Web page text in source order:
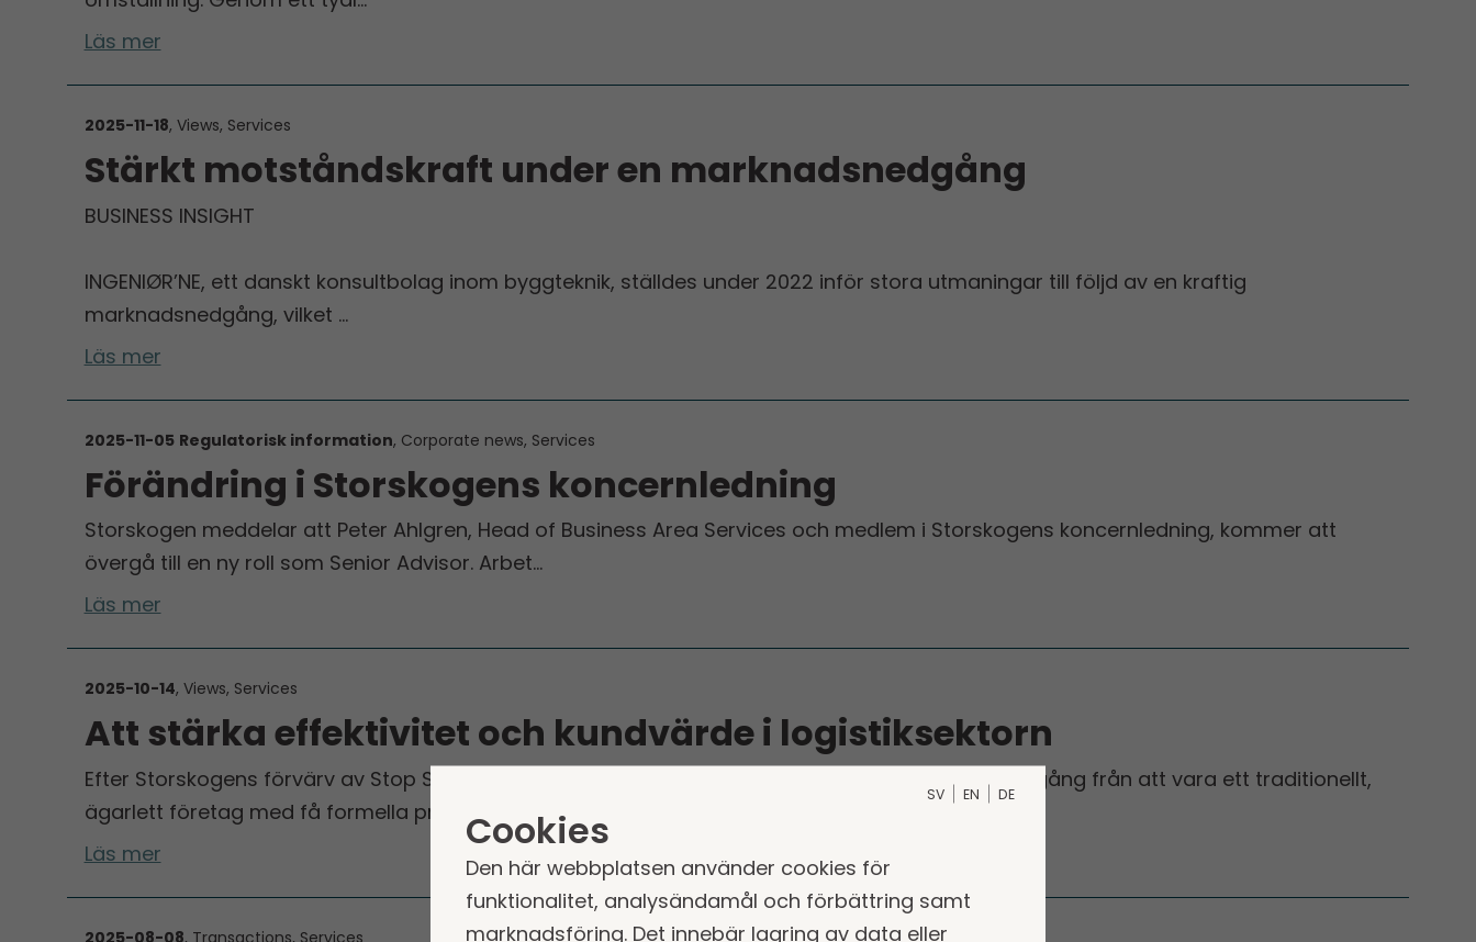
Läs mer
2025-11-18, Views, Services
Stärkt motståndskraft under en marknadsnedgång
BUSINESS INSIGHT
INGENIØR’NE, ett danskt konsultbolag inom byggteknik, ställdes under 2022 inför stora utmaningar till följd av en kraftig
marknadsnedgång, vilket …
Läs mer
2025-11-05 Regulatorisk information, Corporate news, Services
Förändring i Storskogens koncernledning
Storskogen meddelar att Peter Ahlgren, Head of Business Area Services och medlem i Storskogens koncernledning, kommer att
övergå till en ny roll som Senior Advisor. Arbet…
Läs mer
2025-10-14, Views, Services
Att stärka effektivitet och kundvärde i logistiksektorn
Efter Storskogens förvärv av Stop Start Transport påbörjade det brittiska logistikbolaget en övergång från att vara ett traditionellt,
ägarlett företag med få formella pr…
Läs mer
2025-08-08, Transactions, Services
SV EN DE
Cookies
Den här webbplatsen använder cookies för
funktionalitet, analysändamål och förbättring samt
marknadsföring. Det innebär lagring av data eller